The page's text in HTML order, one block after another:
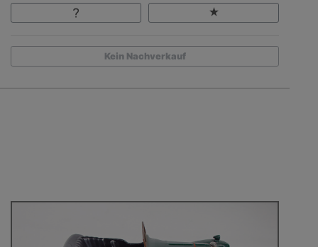
Kein Nachverkauf